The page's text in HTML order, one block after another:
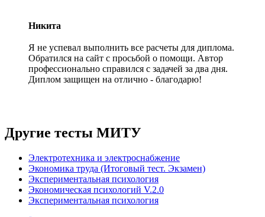
Никита
Я не успевал выполнить все расчеты для диплома.
Обратился на сайт с просьбой о помощи. Автор
профессионально справился с задачей за два дня.
Диплом защищен на отлично - благодарю!
Другие тесты МИТУ
Электротехника и электроснабжение
Экономика труда (Итоговый тест. Экзамен)
Экспериментальная психология
Экономическая психологий V.2.0
Экспериментальная психология